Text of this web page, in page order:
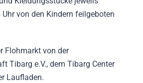
von den Kindern feilgeboten
Flohmarkt von der
Tibarg e.V., dem Tibarg Center
Laufladen.